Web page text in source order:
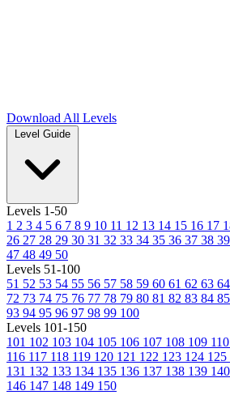
Download All Levels
Level Guide
Levels 1-50
1 2 3 4 5 6 7 8 9 10 11 12 13 14 15 16 17
26 27 28 29 30 31 32 33 34 35 36 37 38 39
47 48 49 50
Levels 51-100
51 52 53 54 55 56 57 58 59 60 61 62 63 64
72 73 74 75 76 77 78 79 80 81 82 83 84 85
93 94 95 96 97 98 99 100
Levels 101-150
101 102 103 104 105 106 107 108 109 110
116 117 118 119 120 121 122 123 124 125
131 132 133 134 135 136 137 138 139 140
146 147 148 149 150